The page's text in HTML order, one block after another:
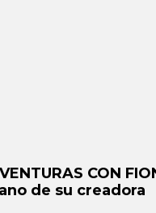
CON
de su creadora